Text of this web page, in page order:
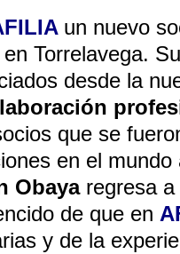
un nuevo
Torrelavega.
desde la
que se
en el
Obayaregresa a
de que en
y de la